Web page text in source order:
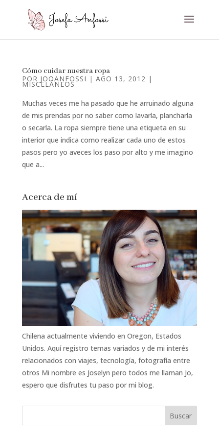
Cómo cuidar nuestra ropa
POR JOOANFOSSI | AGO 13, 2012 |
MISCELÁNEOS
Muchas veces me ha pasado que he arruinado alguna
de mis prendas por no saber como lavarla, plancharla
o secarla. La ropa siempre tiene una etiqueta en su
interior que indica como realizar cada uno de estos
pasos pero yo aveces los paso por alto y me imagino
que a...
Acerca de mí
Chilena actualmente viviendo en Oregon, Estados
Unidos. Aquí registro temas variados y de mi interés
relacionados con viajes, tecnología, fotografía entre
otros Mi nombre es Joselyn pero todos me llaman Jo,
espero que disfrutes tu paso por mi blog.